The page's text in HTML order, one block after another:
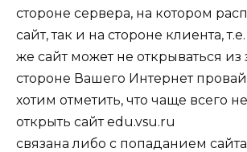
стороне сервера, на котором
сайт, так и на стороне клиента,
же сайт может не открываться из
стороне Вашего Интернет
хотим отметить, что чаще всего
открыть сайт edu.vsu.ru
связана либо с попаданием